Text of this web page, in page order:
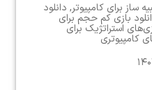
ساز برای کامپیوتر, دانلود
بازی کم حجم برای
استراتژیک برای
کامپیوتری